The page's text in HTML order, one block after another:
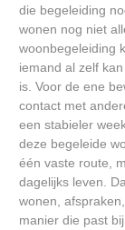
die begeleiding
wonen nog niet
woonbegeleiding
iemand al zelf
is. Voor de ene
contact met
een stabieler
deze begeleide
één vaste route,
dagelijks leven.
wonen,
manier die past